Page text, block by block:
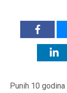
Punih 10 godina